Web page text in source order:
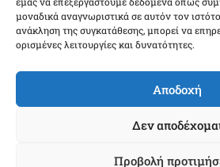
μοναδικά αναγνωριστικά σε αυτόν τον
ανάκληση της συγκατάθεσης, μπορεί να
ορισμένες λειτουργίες και δυνατότητες.
Αποδοχή
Δεν
Προβολή
Κάντε κλικ για να
εμπορικής προώθησης